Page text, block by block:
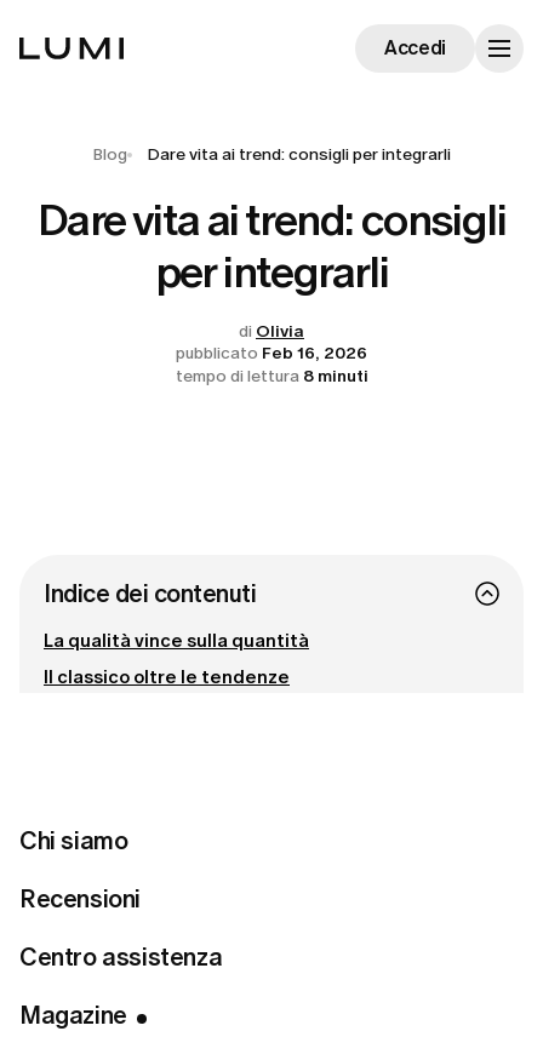
Chi siamo
Recensioni
Centro assistenza
Magazine
Accedi
Blog Dare vita ai trend: consigli per integrarli
Dare vita ai trend: consigli
per integrarli
di Olivia
pubblicato Feb 16, 2026
tempo di lettura 8 minuti
Indice dei contenuti
La qualità vince sulla quantità
Il classico oltre le tendenze
Pronta a trovare lo stile perfetto?